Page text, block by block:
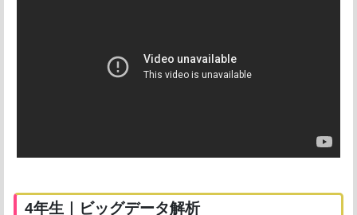
4年生｜ビッグデータ解析